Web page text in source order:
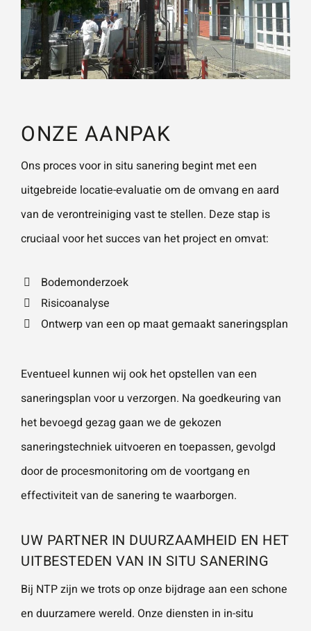
ONZE AANPAK
Ons proces voor in situ sanering begint met een
uitgebreide locatie-evaluatie om de omvang en aard
van de verontreiniging vast te stellen. Deze stap is
cruciaal voor het succes van het project en omvat:
Bodemonderzoek
Risicoanalyse
Ontwerp van een op maat gemaakt saneringsplan
Eventueel kunnen wij ook het opstellen van een
saneringsplan voor u verzorgen. Na goedkeuring van
het bevoegd gezag gaan we de gekozen
saneringstechniek uitvoeren en toepassen, gevolgd
door de procesmonitoring om de voortgang en
effectiviteit van de sanering te waarborgen.
UW PARTNER IN DUURZAAMHEID EN HET
UITBESTEDEN VAN IN SITU SANERING
Bij NTP zijn we trots op onze bijdrage aan een schone
en duurzamere wereld. Onze diensten in in-situ